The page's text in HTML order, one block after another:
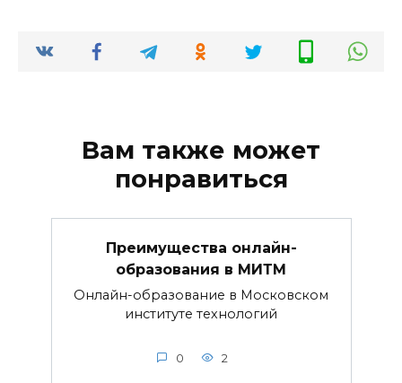
Вам также может
понравиться
Преимущества онлайн-
образования в МИТМ
Онлайн-образование в Московском
институте технологий
0 2